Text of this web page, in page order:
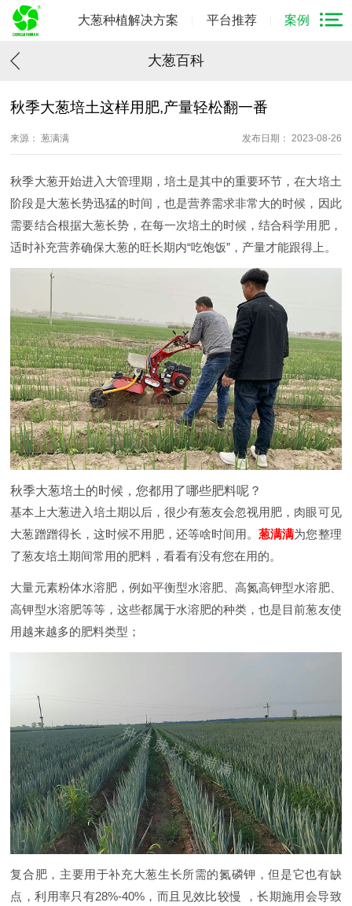
大葱种植解决方案 平台推荐 案例
大葱百科
秋季大葱培土这样用肥,产量轻松翻一番
来源： 葱满满 发布日期： 2023-08-26
秋季大葱开始进入大管理期，培土是其中的重要环节，在大培土
阶段是大葱长势迅猛的时间，也是营养需求非常大的时候，因此
需要结合根据大葱长势，在每一次培土的时候，结合科学用肥，
适时补充营养确保大葱的旺长期内“吃饱饭”，产量才能跟得上。
秋季大葱培土的时候，您都用了哪些肥料呢？
基本上大葱进入培土期以后，很少有葱友会忽视用肥，肉眼可见
大葱蹭蹭得长，这时候不用肥，还等啥时间用。葱满满为您整理
了葱友培土期间常用的肥料，看看有没有您在用的。
大量元素粉体水溶肥，例如平衡型水溶肥、高氮高钾型水溶肥、
高钾型水溶肥等等，这些都属于水溶肥的种类，也是目前葱友使
用越来越多的肥料类型；
复合肥，主要用于补充大葱生长所需的氮磷钾，但是它也有缺
点，利用率只有28%-40%，而且见效比较慢 ，长期施用会导致